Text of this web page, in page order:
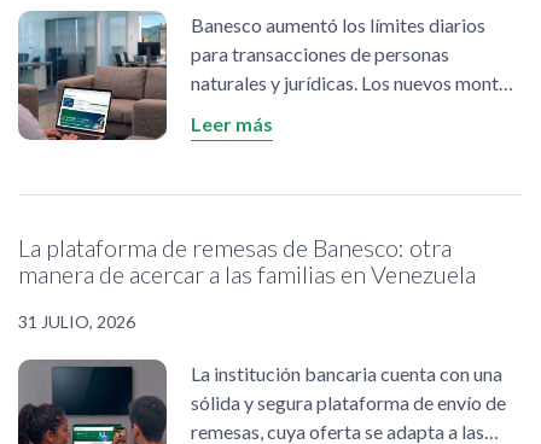
Banesco aumentó los límites diarios
para transacciones de personas
naturales y jurídicas. Los nuevos montos
interbancarias y Pago Móvil, a través de
vía SMS.
Leer más
La plataforma de remesas de Banesco: otra
manera de acercar a las familias en Venezuela
31 JULIO, 2026
La institución bancaria cuenta con una
sólida y segura plataforma de envío de
remesas, cuya oferta se adapta a las